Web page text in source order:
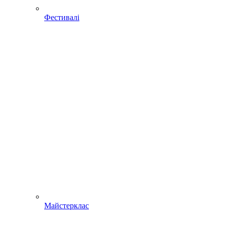
Фестивалі
Майстерклас